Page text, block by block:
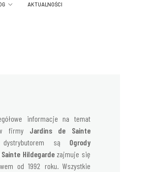
AKTUALNOŚCI
informacje na temat
firmy Jardins de Sainte
są Ogrody
Hildegardezajmuje się
od 1992 roku. Wszystkie